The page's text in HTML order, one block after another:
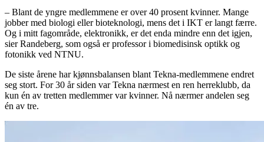
– Blant de yngre medlemmene er over 40 prosent kvinner. Mange
jobber med biologi eller bioteknologi, mens det i IKT er langt færre.
Og i mitt fagområde, elektronikk, er det enda mindre enn det igjen,
sier Randeberg, som også er professor i biomedisinsk optikk og
fotonikk ved NTNU.
De siste årene har kjønnsbalansen blant Tekna-medlemmene endret
seg stort. For 30 år siden var Tekna nærmest en ren herreklubb, da
kun én av tretten medlemmer var kvinner. Nå nærmer andelen seg
én av tre.